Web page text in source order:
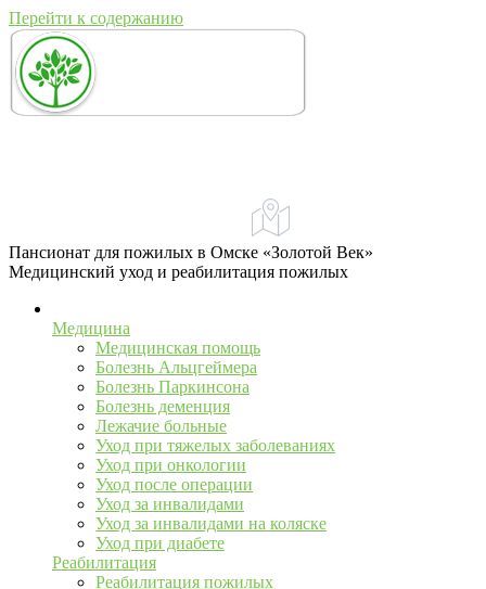
Перейти к содержанию
Омск, ул. Учебная, 79
Пансионат для пожилых в Омске «Золотой Век»
Медицинский уход и реабилитация пожилых
Медицина
Медицинская помощь
Болезнь Альцгеймера
Болезнь Паркинсона
Болезнь деменция
Лежачие больные
Уход при тяжелых заболеваниях
Уход при онкологии
Уход после операции
Уход за инвалидами
Уход за инвалидами на коляске
Уход при диабете
Реабилитация
Реабилитация пожилых